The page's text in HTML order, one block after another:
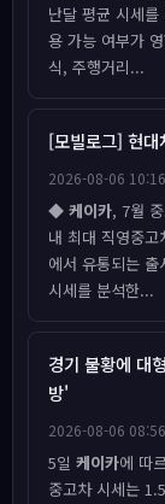
난달 평균 시세
용 가능 여부가
식, 주행거리...
[모빌로그] 현
2026-08-06
◆ 케이카, 7월
내 최대 직영중
에서 유통되는
시세를 분석한...
경기 불황에 대
방'
2026-08-06
5일 케이카에 따
중고차 시세는